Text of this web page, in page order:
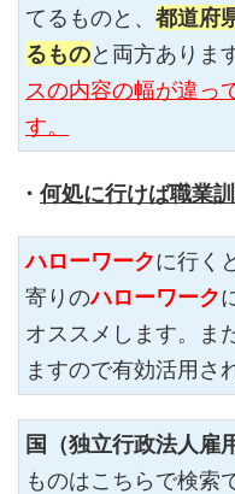
てるものと、 都道府
るものと両方ありま
スの内容の幅が違っ
す。
・ 何処に行けば職業
ハローワークに行く
寄りのハローワーク
オススメします。ま
ますので有効活用さ
国（独立行政法人雇
ものはこちらで検索